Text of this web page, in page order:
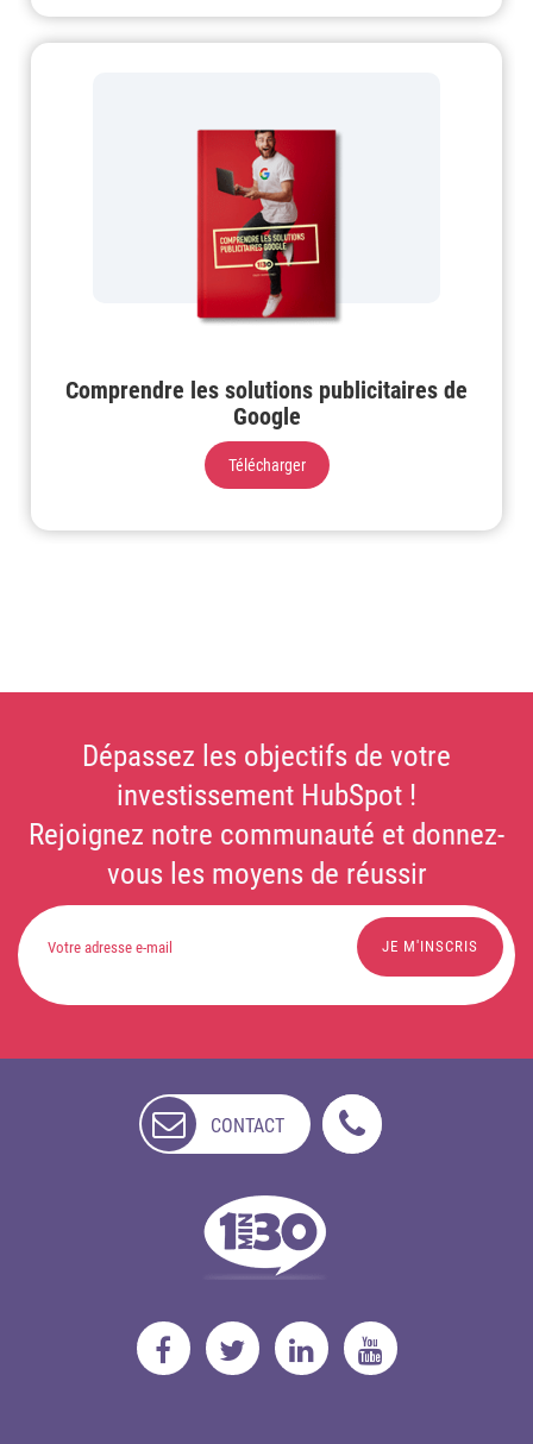
Comprendre les solutions publicitaires de
Google
Télécharger
Dépassez les objectifs de votre
investissement HubSpot !
Rejoignez notre communauté et donnez-
vous les moyens de réussir
CONTACT
DISPONIBLE